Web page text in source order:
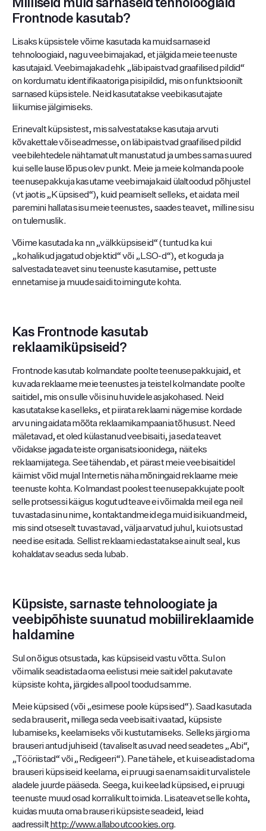
Milliseid muid sarnaseid tehnoloogiaid
Frontnode kasutab?
Lisaks küpsistele võime kasutada ka muid sarnaseid
tehnoloogiaid, nagu veebimajakad, et jälgida meie teenuste
kasutajaid. Veebimajakad ehk „läbipaistvad graafilised pildid“
on kordumatu identifikaatoriga pisipildid, mis on funktsioonilt
sarnased küpsistele. Neid kasutatakse veebikasutajate
liikumise jälgimiseks.
Erinevalt küpsistest, mis salvestatakse kasutaja arvuti
kõvakettale või seadmesse, on läbipaistvad graafilised pildid
veebilehtedele nähtamatult manustatud ja umbes sama suured
kui selle lause lõpus olev punkt. Meie ja meie kolmanda poole
teenusepakkuja kasutame veebimajakaid ülaltoodud põhjustel
(vt jaotis „Küpsised“), kuid peamiselt selleks, et aidata meil
paremini hallata sisu meie teenustes, saades teavet, milline sisu
on tulemuslik.
Võime kasutada ka nn „välkküpsiseid“ (tuntud ka kui
„kohalikud jagatud objektid“ või „LSO-d“), et koguda ja
salvestada teavet sinu teenuste kasutamise, pettuste
ennetamise ja muude saidi toimingute kohta.
Kas Frontnode kasutab
reklaamiküpsiseid?
Frontnode kasutab kolmandate poolte teenusepakkujaid, et
kuvada reklaame meie teenustes ja teistel kolmandate poolte
saitidel, mis on sulle või sinu huvidele asjakohased. Neid
kasutatakse ka selleks, et piirata reklaami nägemise kordade
arvu ning aidata mõõta reklaamikampaania tõhusust. Need
mäletavad, et oled külastanud veebisaiti, ja seda teavet
võidakse jagada teiste organisatsioonidega, näiteks
reklaamijatega. See tähendab, et pärast meie veebisaitidel
käimist võid mujal Internetis näha mõningaid reklaame meie
teenuste kohta. Kolmandast poolest teenusepakkujate poolt
selle protsessi käigus kogutud teave ei võimalda meil ega neil
tuvastada sinu nime, kontaktandmeid ega muid isikuandmeid,
mis sind otseselt tuvastavad, välja arvatud juhul, kui otsustad
need ise esitada. Sellist reklaami edastatakse ainult seal, kus
kohaldatav seadus seda lubab.
Küpsiste, sarnaste tehnoloogiate ja
veebipõhiste suunatud mobiilireklaamide
haldamine
Sul on õigus otsustada, kas küpsiseid vastu võtta. Sul on
võimalik seadistada oma eelistusi meie saitidel pakutavate
küpsiste kohta, järgides allpool toodud samme.
Meie küpsised (või „esimese poole küpsised“). Saad kasutada
seda brauserit, millega seda veebisaiti vaatad, küpsiste
lubamiseks, keelamiseks või kustutamiseks. Selleks järgi oma
brauseri antud juhiseid (tavaliselt asuvad need seadetes „Abi“,
„Tööriistad“ või „Redigeeri“). Pane tähele, et kui seadistad oma
brauseri küpsiseid keelama, ei pruugi sa enam saidi turvalistele
aladele juurde pääseda. Seega, kui keelad küpsised, ei pruugi
teenuste muud osad korralikult toimida. Lisateavet selle kohta,
kuidas muuta oma brauseri küpsiste seadeid, leiad
aadressilt http://www.allaboutcookies.org.